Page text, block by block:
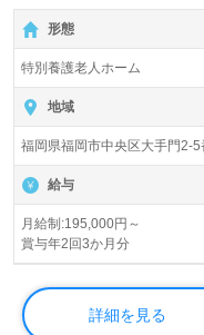
有資格者向け求人＊
入居定員70名（従来型
イフケア大手門』社会
市）様の運営です。福
介護老人保健施設、グ
ートステイ、軽費老人
れています。
◎『いつもあなたのそ
大切に、あたたかな介
◎
看護助手や介護職経験
職を目指される方も
形態
特別養護老人ホーム
地域
福岡県福岡市中央区大手門2-5
給与
月給制:195,000円～
賞与年2回3か月分
詳細を見る